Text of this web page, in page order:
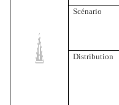
Scénario
Distribution